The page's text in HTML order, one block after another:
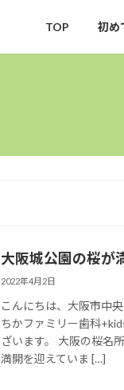
TOP 初め
大阪城公園の桜が
2022年4月2日
こんにちは、大阪市中
ちかファミリー歯科
ざいます。 大阪の桜名
満開を迎えていま […]